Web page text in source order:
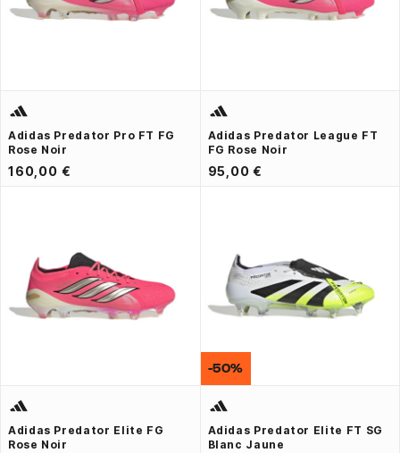
Adidas Predator Pro FT FG
Rose Noir
160,00 €
Adidas Predator League FT
FG Rose Noir
95,00 €
Adidas Predator Elite FG
Rose Noir
Adidas Predator Elite FT SG
Blanc Jaune
-50%